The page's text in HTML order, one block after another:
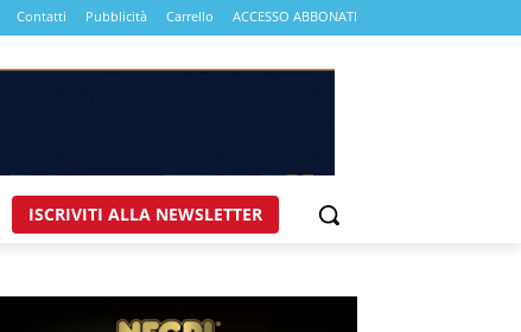
Contatti Pubblicità Carrello ACCESSO ABBONATI
ISCRIVITI ALLA NEWSLETTER